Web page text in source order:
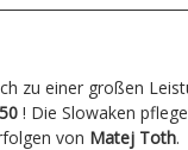
zu einer großen
! Die Slowaken
von Matej Toth.